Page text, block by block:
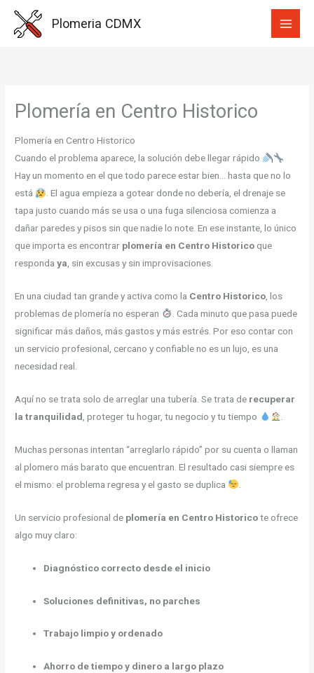
Plomeria CDMX
Plomería en Centro Historico
Plomería en Centro Historico
Cuando el problema aparece, la solución debe llegar rápido
Hay un momento en el que todo parece estar bien… hasta que no lo
está
. El agua empieza a gotear donde no debería, el drenaje se
tapa justo cuando más se usa o una fuga silenciosa comienza a
dañar paredes y pisos sin que nadie lo note. En ese instante, lo único
que importa es encontrar plomería en Centro Historico que
respondaya, sin excusas y sin improvisaciones.
En una ciudad tan grande y activa como la Centro Historico , los
problemas de plomería no esperan
. Cada minuto que pasa puede
significar más daños, más gastos y más estrés. Por eso contar con
un servicio profesional, cercano y confiable no es un lujo, es una
necesidad real.
Aquí no se trata solo de arreglar una tubería. Se trata de recuperar
la tranquilidad , proteger tu hogar, tu negocio y tu tiempo
Muchas personas intentan “arreglarlo rápido” por su cuenta o llaman
al plomero más barato que encuentran. El resultado casi siempre es
el mismo: el problema regresa y el gasto se duplica
Un servicio profesional de plomería en Centro Historicote ofrece
algo muy claro:
Diagnóstico correcto desde el inicio
Soluciones definitivas, no parches
Trabajo limpio y ordenado
Ahorro de tiempo y dinero a largo plazo